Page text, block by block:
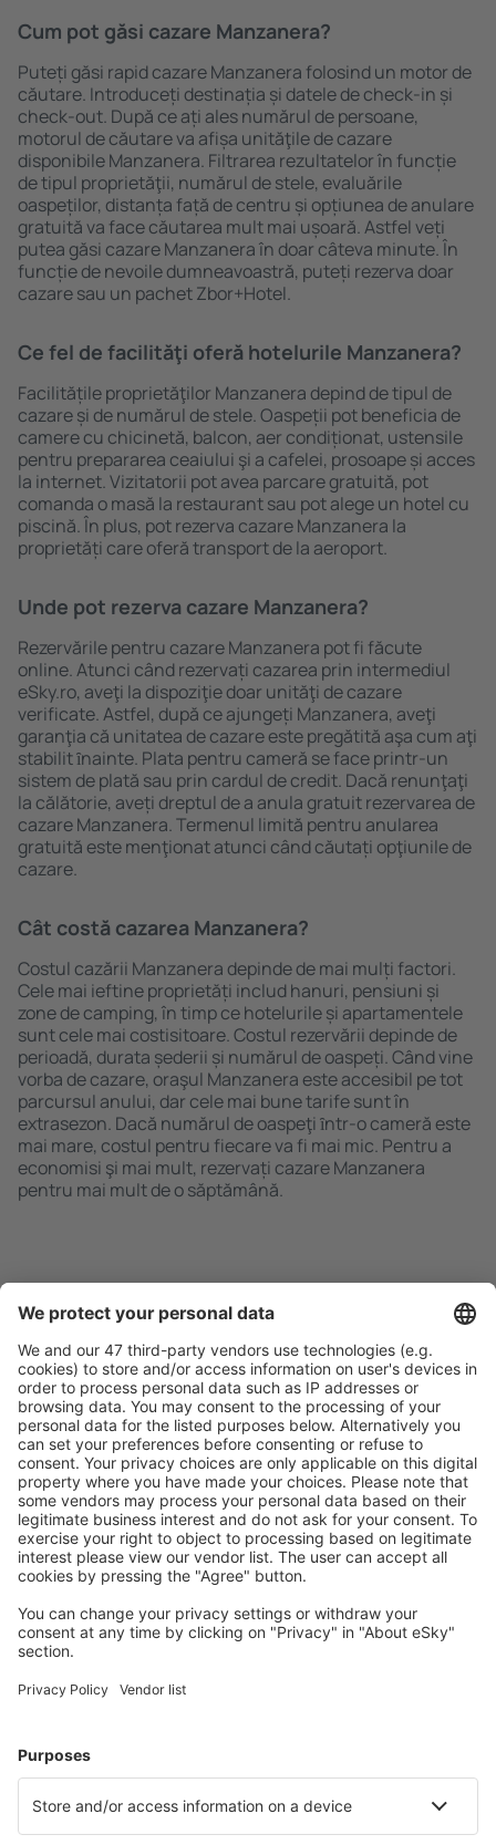
Cum pot găsi cazare Manzanera?
Puteți găsi rapid cazare Manzanera folosind un motor de
căutare. Introduceți destinația și datele de check-in și
check-out. După ce ați ales numărul de persoane,
motorul de căutare va afișa unităţile de cazare
disponibile Manzanera. Filtrarea rezultatelor în funcție
de tipul proprietăţii, numărul de stele, evaluările
oaspeților, distanța față de centru și opțiunea de anulare
gratuită va face căutarea mult mai ușoară. Astfel veți
putea găsi cazare Manzanera în doar câteva minute. În
funcție de nevoile dumneavoastră, puteți rezerva doar
cazare sau un pachet Zbor+Hotel.
Ce fel de facilităţi oferă hotelurile Manzanera?
Facilitățile proprietăţilor Manzanera depind de tipul de
cazare și de numărul de stele. Oaspeții pot beneficia de
camere cu chicinetă, balcon, aer condiționat, ustensile
pentru prepararea ceaiului şi a cafelei, prosoape și acces
la internet. Vizitatorii pot avea parcare gratuită, pot
comanda o masă la restaurant sau pot alege un hotel cu
piscină. În plus, pot rezerva cazare Manzanera la
proprietăți care oferă transport de la aeroport.
Unde pot rezerva cazare Manzanera?
Rezervările pentru cazare Manzanera pot fi făcute
online. Atunci când rezervați cazarea prin intermediul
eSky.ro, aveţi la dispoziţie doar unităţi de cazare
verificate. Astfel, după ce ajungeți Manzanera, aveţi
garanţia că unitatea de cazare este pregătită aşa cum aţi
stabilit ȋnainte. Plata pentru cameră se face printr-un
sistem de plată sau prin cardul de credit. Dacă renunţaţi
la călătorie, aveți dreptul de a anula gratuit rezervarea de
cazare Manzanera. Termenul limită pentru anularea
gratuită este menţionat atunci când căutați opţiunile de
cazare.
Cât costă cazarea Manzanera?
Costul cazării Manzanera depinde de mai mulți factori.
Cele mai ieftine proprietăți includ hanuri, pensiuni și
zone de camping, în timp ce hotelurile și apartamentele
sunt cele mai costisitoare. Costul rezervării depinde de
perioadă, durata șederii și numărul de oaspeți. Când vine
vorba de cazare, oraşul Manzanera este accesibil pe tot
parcursul anului, dar cele mai bune tarife sunt în
extrasezon. Dacă numărul de oaspeţi ȋntr-o cameră este
mai mare, costul pentru fiecare va fi mai mic. Pentru a
economisi şi mai mult, rezervați cazare Manzanera
pentru mai mult de o săptămână.
Caută rapid şi uşor
Ofertă adaptată aşteptărilor tale.
Planifică ȋn siguranţă
Rezervare fără griji cu opțiune gratuită de anulare.
Economiseşte mai mult
Prețuri atractive și oferte speciale pentru utilizatorii
conectați.
Alege din peste 1,3 mil. de opţiuni: hoteluri, cabane,
apartamente și altele.
Cazare în Spania - Orașe populare
Cazare în Madrid Cazare în Barcelona